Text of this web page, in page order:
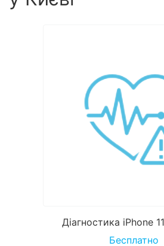
Діагностика iPhone
Бесплатно